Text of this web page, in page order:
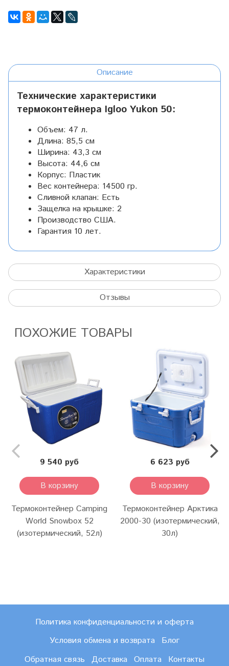
Описание
Технические характеристики
термоконтейнера Igloo Yukon 50:
Объем: 47 л.
Длина: 85,5 см
Ширина: 43,3 см
Высота: 44,6 см
Корпус: Пластик
Вес контейнера: 14500 гр.
Сливной клапан: Есть
Защелка на крышке: 2
Производство США.
Гарантия 10 лет.
Характеристики
Отзывы
ПОХОЖИЕ ТОВАРЫ
9 540 руб
В корзину
Термоконтейнер Camping
World Snowbox 52
(изотермический, 52л)
6 623 руб
В корзину
Термоконтейнер Арктика
2000-30 (изотермический,
30л)
Политика конфиденциальности и оферта
Условия обмена и возврата
Блог
Обратная связь
Доставка Оплата Контакты